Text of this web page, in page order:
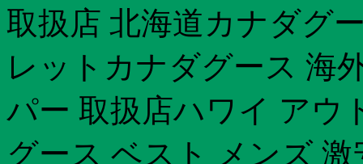
取扱店 北海道カナダグ
レットカナダグース 海
パー 取扱店ハワイ アウ
グース ベスト メンズ